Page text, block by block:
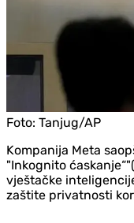
Foto: Tanjug/AP
Kompanija Meta
"Inkognito
vještačke
zaštite privatnosti